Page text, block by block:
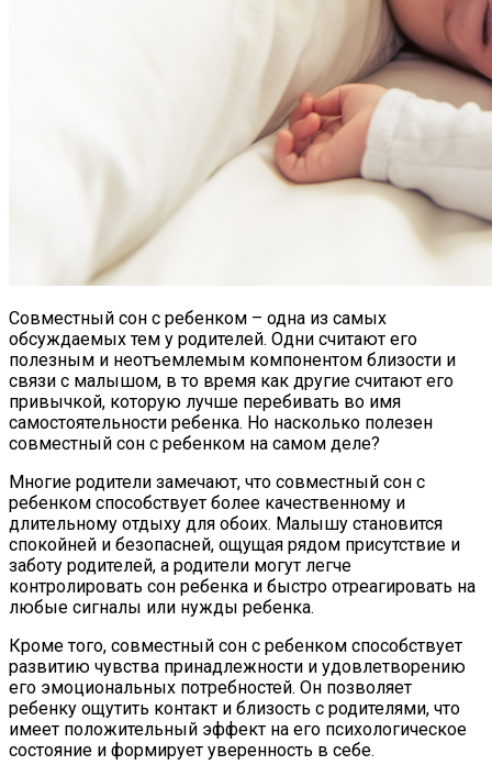
Совместный сон с ребенком – одна из самых
обсуждаемых тем у родителей. Одни считают его
полезным и неотъемлемым компонентом близости и
связи с малышом, в то время как другие считают его
привычкой, которую лучше перебивать во имя
самостоятельности ребенка. Но насколько полезен
совместный сон с ребенком на самом деле?
Многие родители замечают, что совместный сон с
ребенком способствует более качественному и
длительному отдыху для обоих. Малышу становится
спокойней и безопасней, ощущая рядом присутствие и
заботу родителей, а родители могут легче
контролировать сон ребенка и быстро отреагировать на
любые сигналы или нужды ребенка.
Кроме того, совместный сон с ребенком способствует
развитию чувства принадлежности и удовлетворению
его эмоциональных потребностей. Он позволяет
ребенку ощутить контакт и близость с родителями, что
имеет положительный эффект на его психологическое
состояние и формирует уверенность в себе.